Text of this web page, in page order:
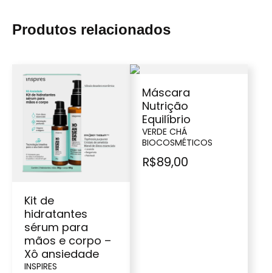
Produtos relacionados
Kit de
hidratantes
sérum para
mãos e corpo –
Xô ansiedade
INSPIRES
Máscara
Nutrição
Equilíbrio
VERDE CHÁ
BIOCOSMÉTICOS
R$89,00